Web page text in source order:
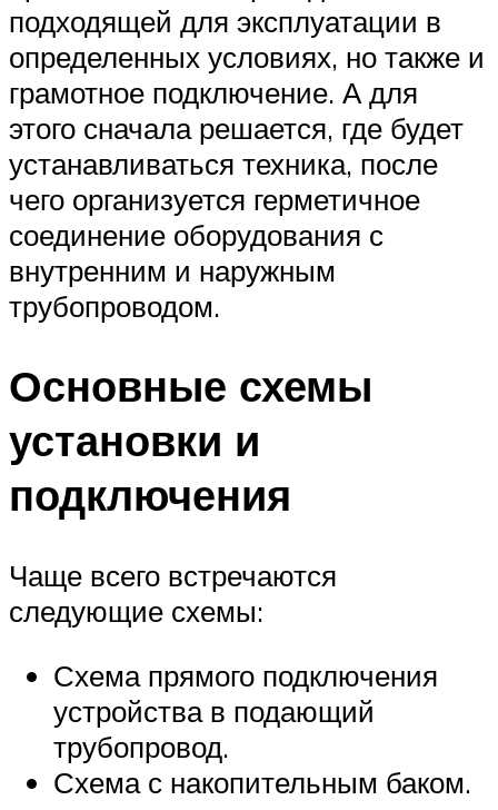
подходящей для эксплуатации в
определенных условиях, но также и
грамотное подключение. А для
этого сначала решается, где будет
устанавливаться техника, после
чего организуется герметичное
соединение оборудования с
внутренним и наружным
трубопроводом.
Основные схемы
установки и
подключения
Чаще всего встречаются
следующие схемы:
Схема прямого подключения
устройства в подающий
трубопровод.
Схема с накопительным баком.